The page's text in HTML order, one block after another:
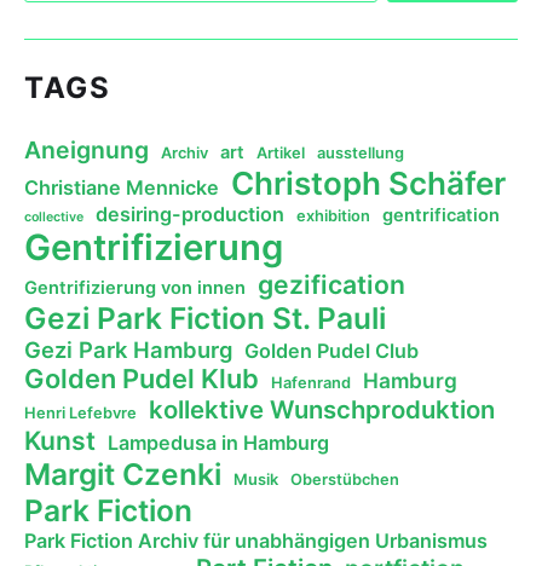
TAGS
Aneignung Archiv art Artikel ausstellung
Christiane Mennicke Christoph Schäfer
collective desiring-production exhibition gentrification
Gentrifizierung
Gentrifizierung von innen gezification
Gezi Park Fiction St. Pauli
Gezi Park Hamburg Golden Pudel Club
Golden Pudel Klub Hafenrand Hamburg
Henri Lefebvre kollektive Wunschproduktion
Kunst Lampedusa in Hamburg
Margit Czenki Musik Oberstübchen
Park Fiction
Park Fiction Archiv für unabhängigen Urbanismus